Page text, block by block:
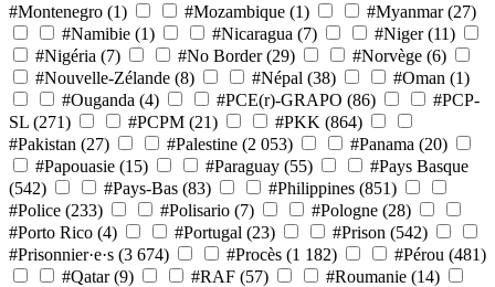
#Montenegro (1) #Mozambique (1) #Myanmar (27)
#Namibie (1) #Nicaragua (7) #Niger (11)
#Nigéria (7) #No Border (29) #Norvège (6)
#Nouvelle-Zélande (8) #Népal (38) #Oman (1)
#Ouganda (4) #PCE(r)-GRAPO (86)
#PCP-
SL (271) #PCPM (21) #PKK (864)
#Pakistan (27) #Palestine (2 053) #Panama (20)
#Papouasie (15) #Paraguay (55)
#Pays Basque
(542)
#Pays-Bas (83) #Philippines (851)
#Police (233) #Polisario (7) #Pologne (28)
#Porto Rico (4) #Portugal (23) #Prison (542)
#Prisonnier·e·s (3 674) #Procès (1 182) #Pérou (481)
#Qatar (9) #RAF (57) #Roumanie (14)